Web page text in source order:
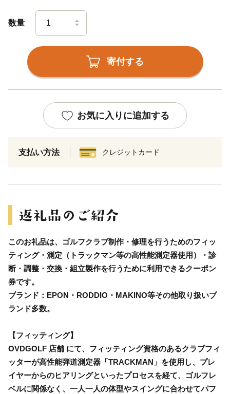
数量
寄付する
お気に入りに追加する
支払い方法 クレジットカード
このお礼品は、ゴルフクラブ制作・修理を行うためのフィッ
ティング・測定（トラックマン等の高性能測定器使用）・診
断・調整・交換・組立製作を行うために利用できるクーポン
券です。
ブランド：EPON・RODDIO・MAKINO等その他取り扱いブ
ランド多数。
【フィッティング】
OVDGOLF 店舗 にて、フィッティング資格のあるクラブフィ
ッターが高性能弾道測定器「TRACKMAN」を使用し、プレ
イヤーからのヒアリングといったプロセスを経て、ゴルフレ
ベルに関係なく、一人一人の体型やスイングに合わせてパフ